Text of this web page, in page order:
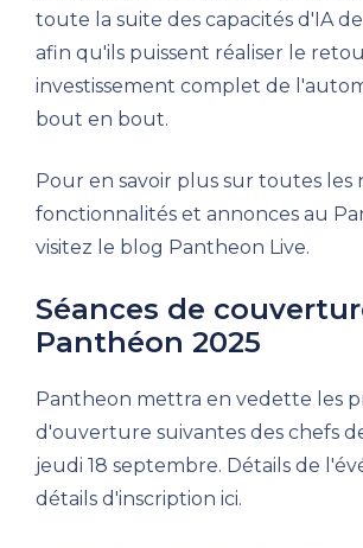
toute la suite des capacités d'IA
afin qu'ils puissent réaliser le
investissement complet de
bout en bout.
Pour en savoir plus sur toutes les
fonctionnalités et annonces au
visitez le blog Pantheon Live.
Séances de
Panthéon 2025
Pantheon mettra en vedette les
d'ouverture suivantes des chefs
jeudi 18 septembre. Détails de
détails d'inscription ici.